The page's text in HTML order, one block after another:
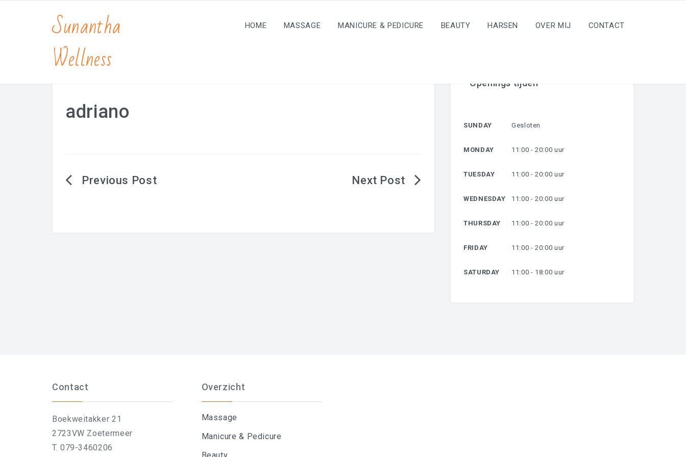
Sunantha
Wellness
HOME MASSAGE MANICURE & PEDICURE BEAUTY HARSEN OVER MIJ CONTACT
adriano
Berichtnavigatie
Openings tijden
SUNDAY Gesloten
MONDAY 11:00 - 20:00 uur
TUESDAY 11:00 - 20:00 uur
WEDNESDAY 11:00 - 20:00 uur
THURSDAY 11:00 - 20:00 uur
FRIDAY 11:00 - 20:00 uur
SATURDAY 11:00 - 18:00 uur
Contact
Boekweitakker 21
2723VW Zoetermeer
T. 079-3460206
Overzicht
Massage
Manicure & Pedicure